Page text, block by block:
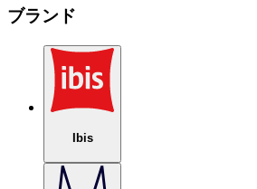
ブランド
Ibis